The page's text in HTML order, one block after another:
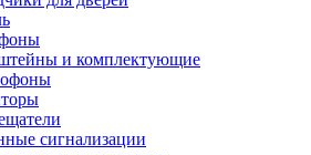
и комплектующие
сигнализации